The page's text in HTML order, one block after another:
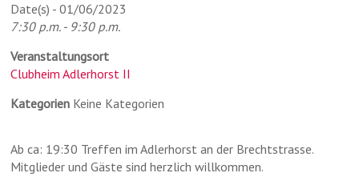
Date(s) - 01/06/2023
7:30 p.m. - 9:30 p.m.
Veranstaltungsort
Clubheim Adlerhorst II
Kategorien Keine Kategorien
Ab ca: 19:30 Treffen im Adlerhorst an der Brechtstrasse.
Mitglieder und Gäste sind herzlich willkommen.